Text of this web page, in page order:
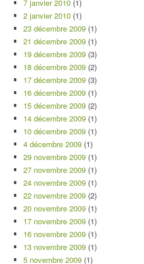
7 janvier 2010 (1)
2 janvier 2010 (1)
23 décembre 2009 (1)
21 décembre 2009 (1)
19 décembre 2009 (3)
18 décembre 2009 (2)
17 décembre 2009 (3)
16 décembre 2009 (1)
15 décembre 2009 (2)
14 décembre 2009 (1)
10 décembre 2009 (1)
4 décembre 2009 (1)
29 novembre 2009 (1)
27 novembre 2009 (1)
24 novembre 2009 (1)
22 novembre 2009 (2)
20 novembre 2009 (1)
17 novembre 2009 (1)
16 novembre 2009 (1)
13 novembre 2009 (1)
5 novembre 2009 (1)